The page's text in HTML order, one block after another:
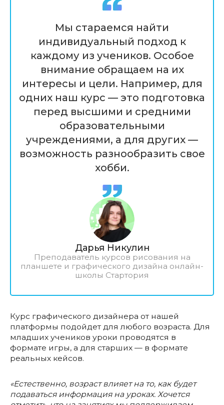
Мы стараемся найти
индивидуальный подход к
каждому из учеников. Особое
внимание обращаем на их
интересы и цели. Например, для
одних наш курс — это подготовка
перед высшими и средними
образовательными
учреждениями, а для других —
возможность разнообразить свое
хобби.
Дарья Никулин
Преподаватель курсов рисования на
планшете и графического дизайна онлайн-
школы Стартория
Курс графического дизайнера от нашей
платформы подойдет для любого возраста. Для
младших учеников уроки проводятся в
формате игры, а для старших — в формате
реальных кейсов.
«Естественно, возраст влияет на то, как будет
подаваться информация на уроках. Хочется